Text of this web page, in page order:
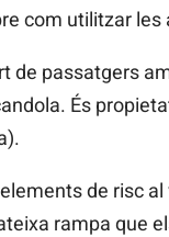
com utilitzar les
de passatgers
És
de risc al
rampa que